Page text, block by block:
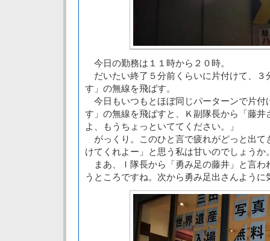
今日の勤務は１１時から２０時。
だいたい終了５分前くらいに片付けて、３
す」の無線を飛ばす。
今日もいつもとほぼ同じパーターンで片付
す」の無線を飛ばすと、Ｋ副隊長から「藤井
よ、もうちょっといててください。」
がっくり。このひと言で疲れがどっと出て
けてくれよー」と思う私は甘いのでしょうか
まあ、Ｉ隊長から「勇み足の藤井」と言わ
うところですね。次から勇み足出さんように